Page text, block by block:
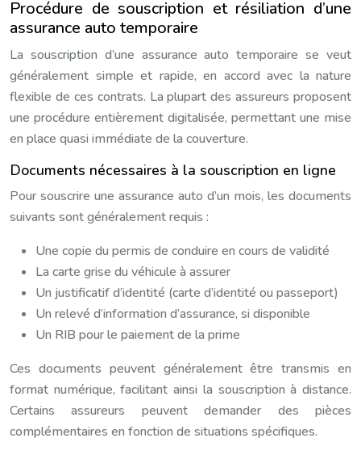
Procédure de souscription et résiliation d’une
assurance auto temporaire
La souscription d’une assurance auto temporaire se veut
généralement simple et rapide, en accord avec la nature
flexible de ces contrats. La plupart des assureurs proposent
une procédure entièrement digitalisée, permettant une mise
en place quasi immédiate de la couverture.
Documents nécessaires à la souscription en ligne
Pour souscrire une assurance auto d’un mois, les documents
suivants sont généralement requis :
Une copie du permis de conduire en cours de validité
La carte grise du véhicule à assurer
Un justificatif d’identité (carte d’identité ou passeport)
Un relevé d’information d’assurance, si disponible
Un RIB pour le paiement de la prime
Ces documents peuvent généralement être transmis en
format numérique, facilitant ainsi la souscription à distance.
Certains assureurs peuvent demander des pièces
complémentaires en fonction de situations spécifiques.